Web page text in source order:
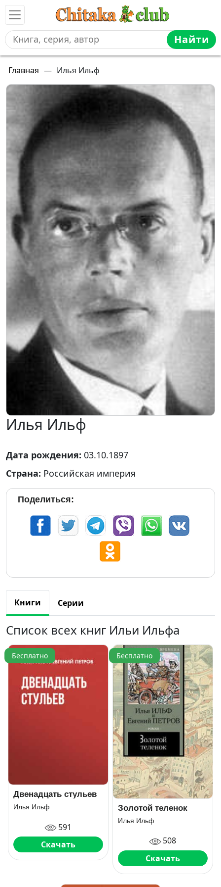
Найти
Главная — Илья Ильф
Илья Ильф
Дата рождения: 03.10.1897
Страна: Российская империя
Поделиться:
Книги Серии
Список всех книг Ильи Ильфа
Бесплатно
Двенадцать стульев
Илья Ильф
591
Скачать
Бесплатно
Золотой теленок
Илья Ильф
508
Скачать